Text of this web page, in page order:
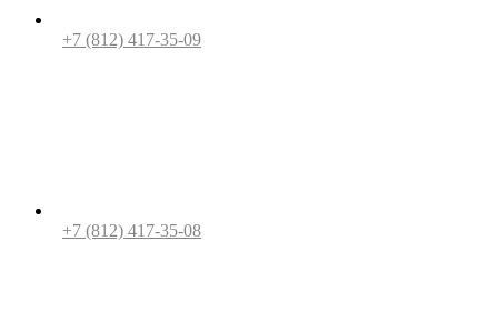
+7 (812) 417-35-09
+7 (812) 417-35-08